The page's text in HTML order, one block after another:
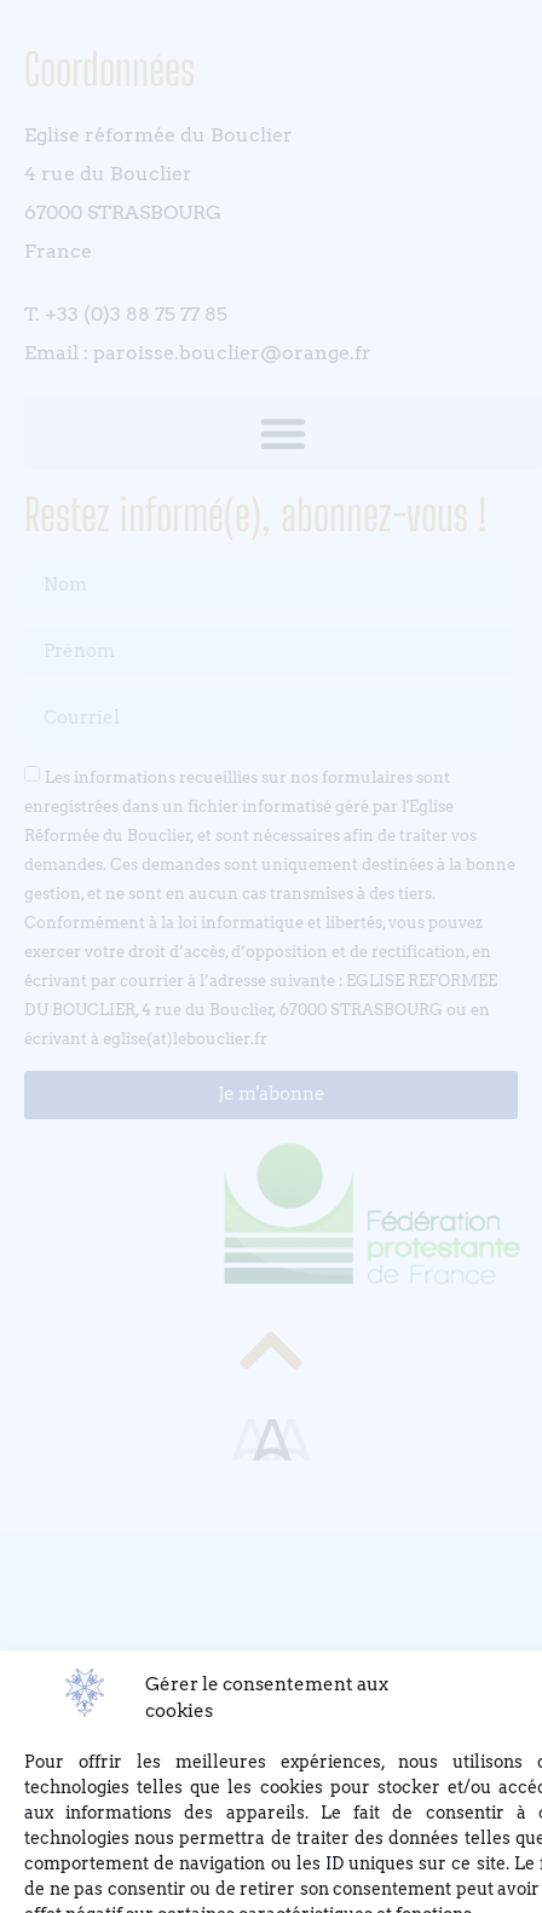
Gérer le consentement aux
cookies
Pour offrir les meilleures expériences, nous utilisons
technologies telles que les cookies pour stocker et/ou
aux informations des appareils. Le fait de consentir à
technologies nous permettra de traiter des données telles
comportement de navigation ou les ID uniques sur ce site. Le
de ne pas consentir ou de retirer son consentement peut
Coordonnées
Eglise réformée du Bouclier
4 rue du Bouclier
67000 STRASBOURG
France
T. +33 (0)3 88 75 77 85
Email : paroisse.bouclier@orange.fr
Restez informé(e), abonnez-vous !
Les informations recueillies sur nos formulaires sont
enregistrées dans un fichier informatisé géré par l'Eglise
Réformée du Bouclier, et sont nécessaires afin de traiter vos
demandes. Ces demandes sont uniquement destinées à la bonne
gestion, et ne sont en aucun cas transmises à des tiers.
Conformément à la loi informatique et libertés, vous pouvez
exercer votre droit d’accès, d’opposition et de rectification, en
écrivant par courrier à l’adresse suivante : EGLISE REFORMEE
DU BOUCLIER, 4 rue du Bouclier, 67000 STRASBOURG ou en
écrivant à eglise(at)lebouclier.fr
Je m'abonne